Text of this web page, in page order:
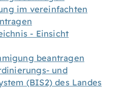
im vereinfachten
- Einsicht
beantragen
und
(BIS2) des Landes